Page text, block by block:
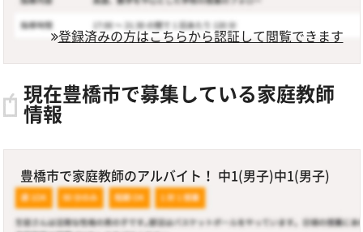
登録済みの方はこちらから認証して閲覧できます
現在豊橋市で募集している家庭教師
情報
豊橋市で家庭教師のアルバイト！ 中1(男子)中1(男子)